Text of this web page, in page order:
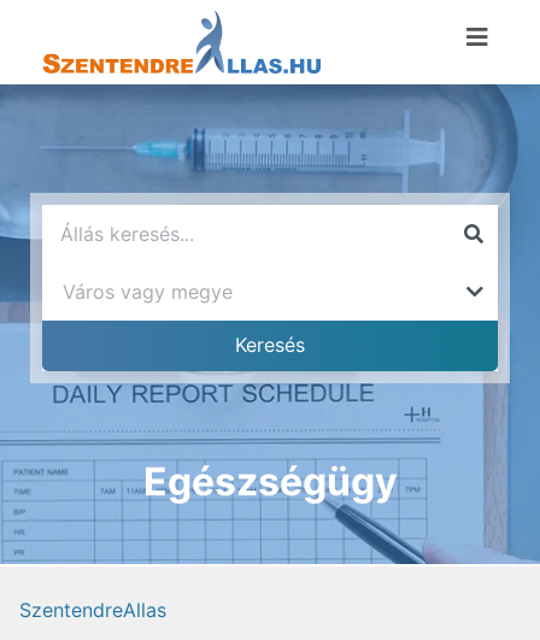
Egészségügy
SzentendreAllas